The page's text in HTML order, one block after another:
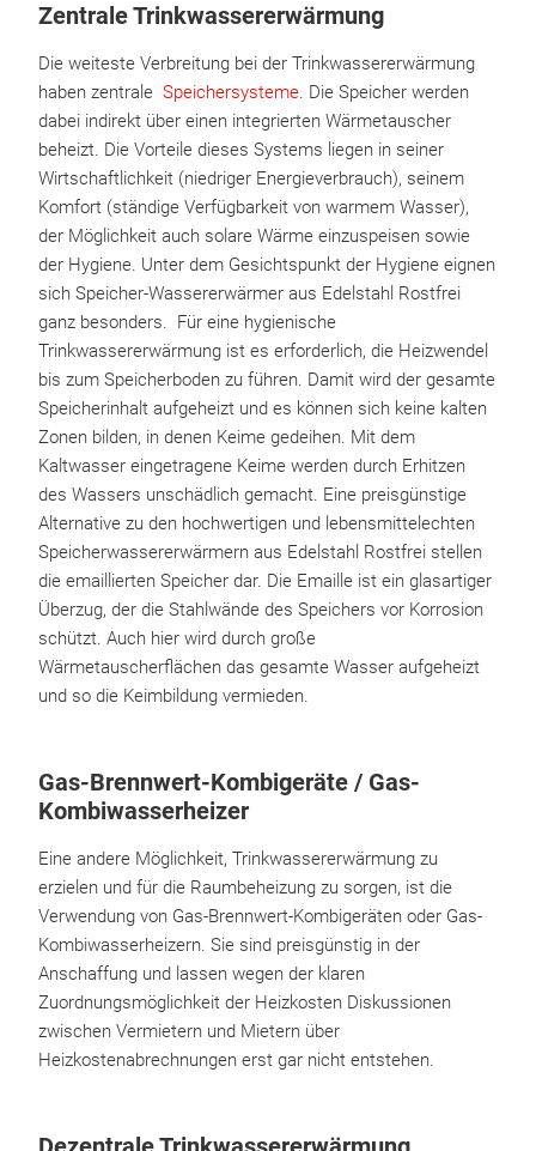
Zentrale Trinkwassererwärmung
Die weiteste Verbreitung bei der Trinkwassererwärmung
haben zentrale Speichersysteme. Die Speicher werden
dabei indirekt über einen integrierten Wärmetauscher
beheizt. Die Vorteile dieses Systems liegen in seiner
Wirtschaftlichkeit (niedriger Energieverbrauch), seinem
Komfort (ständige Verfügbarkeit von warmem Wasser),
der Möglichkeit auch solare Wärme einzuspeisen sowie
der Hygiene. Unter dem Gesichtspunkt der Hygiene eignen
sich Speicher-Wassererwärmer aus Edelstahl Rostfrei
ganz besonders. Für eine hygienische
Trinkwassererwärmung ist es erforderlich, die Heizwendel
bis zum Speicherboden zu führen. Damit wird der gesamte
Speicherinhalt aufgeheizt und es können sich keine kalten
Zonen bilden, in denen Keime gedeihen. Mit dem
Kaltwasser eingetragene Keime werden durch Erhitzen
des Wassers unschädlich gemacht. Eine preisgünstige
Alternative zu den hochwertigen und lebensmittelechten
Speicherwassererwärmern aus Edelstahl Rostfrei stellen
die emaillierten Speicher dar. Die Emaille ist ein glasartiger
Überzug, der die Stahlwände des Speichers vor Korrosion
schützt. Auch hier wird durch große
Wärmetauscherflächen das gesamte Wasser aufgeheizt
und so die Keimbildung vermieden.
Gas-Brennwert-Kombigeräte / Gas-
Kombiwasserheizer
Eine andere Möglichkeit, Trinkwassererwärmung zu
erzielen und für die Raumbeheizung zu sorgen, ist die
Verwendung von Gas-Brennwert-Kombigeräten oder Gas-
Kombiwasserheizern. Sie sind preisgünstig in der
Anschaffung und lassen wegen der klaren
Zuordnungsmöglichkeit der Heizkosten Diskussionen
zwischen Vermietern und Mietern über
Heizkostenabrechnungen erst gar nicht entstehen.